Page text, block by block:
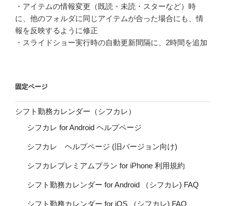
・アイテムの情報変更（既読・未読・スターなど）時
に、他のフォルダに同じアイテムが合った場合にも、情
報を反映するように修正
・スライドショー実行時の自動更新間隔に、2時間を追加
固定ページ
シフト勤務カレンダー（シフカレ）
シフカレ for Android ヘルプページ
シフカレ ヘルプページ (旧バージョン向け)
シフカレプレミアムプラン for iPhone 利用規約
シフト勤務カレンダー for Android （シフカレ) FAQ
シフト勤務カレンダー for iOS （シフカレ) FAQ